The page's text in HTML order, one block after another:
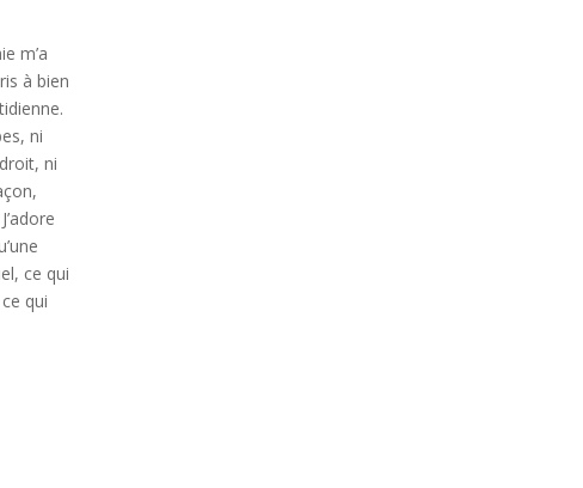
m’a
à bien
ni
ni
ce qui
qui